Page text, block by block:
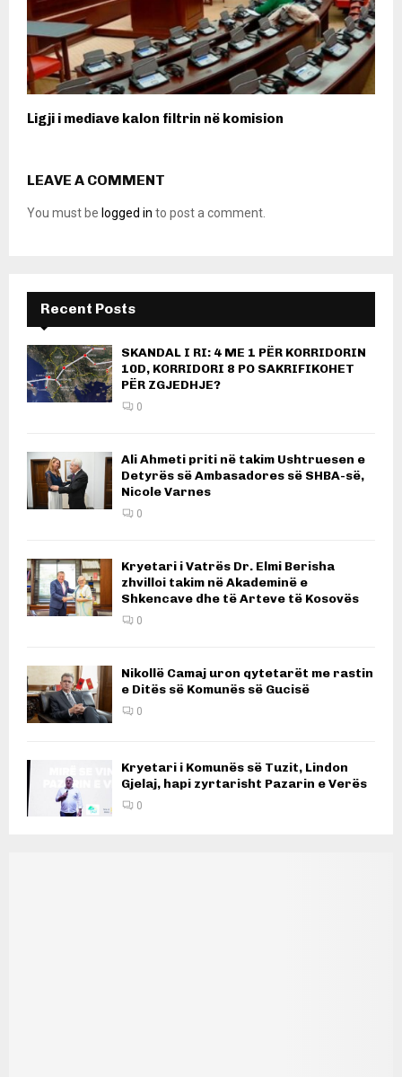
Ligji i mediave kalon filtrin në komision
LEAVE A COMMENT
You must be logged in to post a comment.
Recent Posts
SKANDAL I RI: 4 ME 1 PËR KORRIDORIN
10D, KORRIDORI 8 PO SAKRIFIKOHET
PËR ZGJEDHJE?
0
Ali Ahmeti priti në takim Ushtruesen e
Detyrës së Ambasadores së SHBA-së,
Nicole Varnes
0
Kryetari i Vatrës Dr. Elmi Berisha
zhvilloi takim në Akademinë e
Shkencave dhe të Arteve të Kosovës
0
Nikollë Camaj uron qytetarët me rastin
e Ditës së Komunës së Gucisë
0
Kryetari i Komunës së Tuzit, Lindon
Gjelaj, hapi zyrtarisht Pazarin e Verës
0